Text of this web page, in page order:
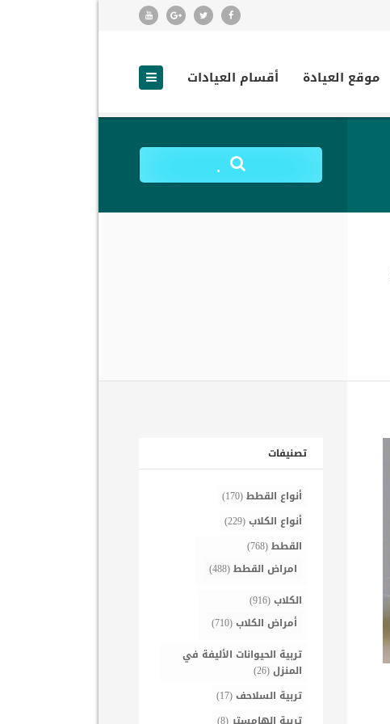
موقع العيادة أقسام العيادات
.
تصنيفات
أنواع القطط(170)
أنواع الكلاب(229)
القطط(768)
امراض القطط(488)
الكلاب(916)
أمراض الكلاب(710)
تربية الحيوانات الأليفة في
المنزل(26)
تربية السلاحف(17)